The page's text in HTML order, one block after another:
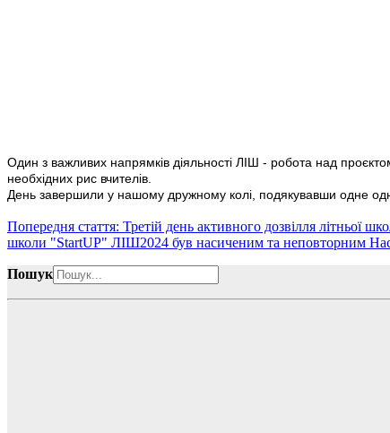
Один з важливих напрямків діяльності ЛІШ - робота над
необхідних рис вчителів.
День завершили у нашому дружному колі, подякувавши одне
Попередня стаття: Третій день активного дозвілля літньої
школи "StartUP" ЛІШ2024 був насиченим та неповторним
Пошук